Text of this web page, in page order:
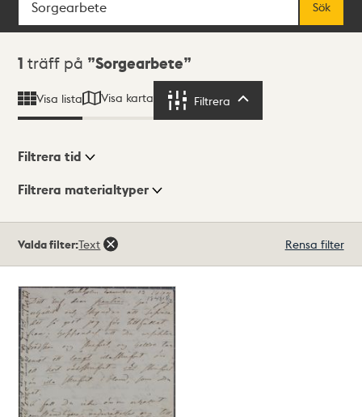
Sök
Sökresultat
1 träff på Sorgearbete
Visa lista Visa karta Filtrera
Visningsläge
Filtrera tid
Filtrera materialtyper
träffar
Valda filter:Text Rensa filter